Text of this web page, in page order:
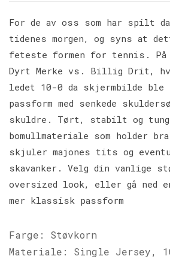
For de av oss som har spilt
tidenes morgen, og syns at
feteste formen for tennis.
Dyrt Merke vs. Billig Drit,
ledet 10-0 da skjermbilde
passform med senkede
skuldre. Tørt, stabilt og
bomullmateriale som holder
skjuler majones tits og
skavanker. Velg din vanlige
oversized look, eller gå ned
mer klassisk passform
Farge: Støvkorn
Materiale: Single Jersey,